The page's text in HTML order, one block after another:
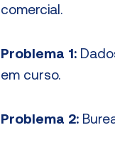
comercial.
Problema 1:
em curso.
Problema 2: